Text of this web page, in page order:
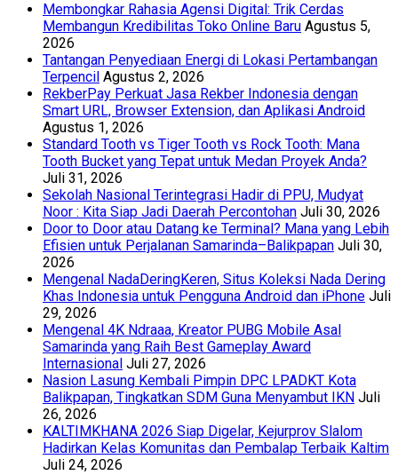
Membongkar Rahasia Agensi Digital: Trik Cerdas
Membangun Kredibilitas Toko Online Baru Agustus 5,
2026
Tantangan Penyediaan Energi di Lokasi Pertambangan
Terpencil Agustus 2, 2026
RekberPay Perkuat Jasa Rekber Indonesia dengan
Smart URL, Browser Extension, dan Aplikasi Android
Agustus 1, 2026
Standard Tooth vs Tiger Tooth vs Rock Tooth: Mana
Tooth Bucket yang Tepat untuk Medan Proyek Anda?
Juli 31, 2026
Sekolah Nasional Terintegrasi Hadir di PPU, Mudyat
Noor : Kita Siap Jadi Daerah Percontohan Juli 30, 2026
Door to Door atau Datang ke Terminal? Mana yang Lebih
Efisien untuk Perjalanan Samarinda–Balikpapan Juli 30,
2026
Mengenal NadaDeringKeren, Situs Koleksi Nada Dering
Khas Indonesia untuk Pengguna Android dan iPhone Juli
29, 2026
Mengenal 4K Ndraaa, Kreator PUBG Mobile Asal
Samarinda yang Raih Best Gameplay Award
Internasional Juli 27, 2026
Nasion Lasung Kembali Pimpin DPC LPADKT Kota
Balikpapan, Tingkatkan SDM Guna Menyambut IKN Juli
26, 2026
KALTIMKHANA 2026 Siap Digelar, Kejurprov Slalom
Hadirkan Kelas Komunitas dan Pembalap Terbaik Kaltim
Juli 24, 2026